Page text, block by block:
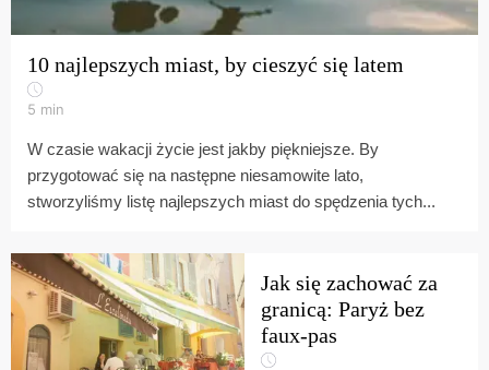
10 najlepszych miast, by cieszyć się latem
5 min
W czasie wakacji życie jest jakby piękniejsze. By
przygotować się na następne niesamowite lato,
stworzyliśmy listę najlepszych miast do spędzenia tych...
Jak się zachować za
granicą: Paryż bez
faux-pas